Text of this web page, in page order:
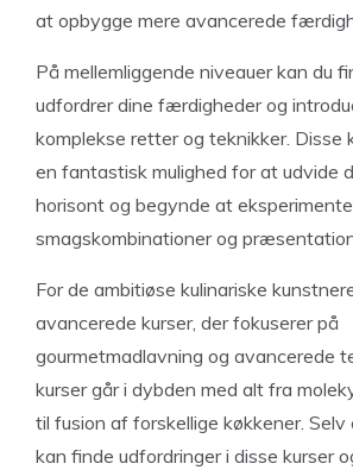
at opbygge mere avancerede
På mellemliggende niveauer kan du
udfordrer dine færdigheder og
komplekse retter og teknikker. Disse
en fantastisk mulighed for at udvide
horisont og begynde at
smagskombinationer og
For de ambitiøse kulinariske
avancerede kurser, der fokuserer på
gourmetmadlavning og avancerede
kurser går i dybden med alt fra
til fusion af forskellige køkkener.
kan finde udfordringer i disse kurser